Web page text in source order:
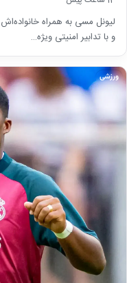
لیونل مسی به همراه
و با تدابیر امنیتی ویژه…
ورزشی